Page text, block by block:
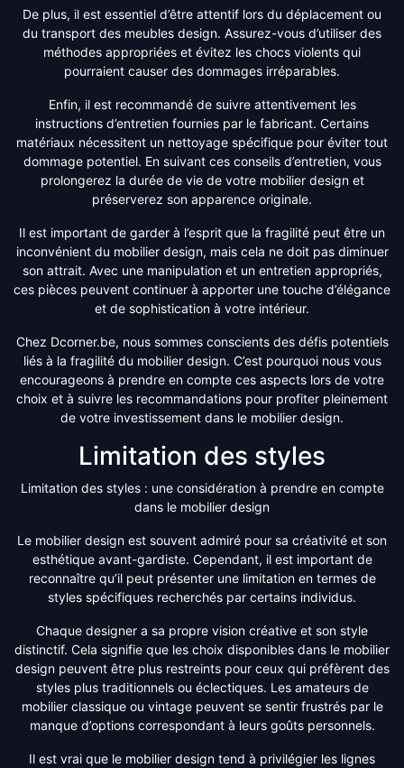
De plus, il est essentiel d’être attentif lors du déplacement ou
du transport des meubles design. Assurez-vous d’utiliser des
méthodes appropriées et évitez les chocs violents qui
pourraient causer des dommages irréparables.
Enfin, il est recommandé de suivre attentivement les
instructions d’entretien fournies par le fabricant. Certains
matériaux nécessitent un nettoyage spécifique pour éviter tout
dommage potentiel. En suivant ces conseils d’entretien, vous
prolongerez la durée de vie de votre mobilier design et
préserverez son apparence originale.
Il est important de garder à l’esprit que la fragilité peut être un
inconvénient du mobilier design, mais cela ne doit pas diminuer
son attrait. Avec une manipulation et un entretien appropriés,
ces pièces peuvent continuer à apporter une touche d’élégance
et de sophistication à votre intérieur.
Chez Dcorner.be, nous sommes conscients des défis potentiels
liés à la fragilité du mobilier design. C’est pourquoi nous vous
encourageons à prendre en compte ces aspects lors de votre
choix et à suivre les recommandations pour profiter pleinement
de votre investissement dans le mobilier design.
Limitation des styles
Limitation des styles : une considération à prendre en compte
dans le mobilier design
Le mobilier design est souvent admiré pour sa créativité et son
esthétique avant-gardiste. Cependant, il est important de
reconnaître qu’il peut présenter une limitation en termes de
styles spécifiques recherchés par certains individus.
Chaque designer a sa propre vision créative et son style
distinctif. Cela signifie que les choix disponibles dans le mobilier
design peuvent être plus restreints pour ceux qui préfèrent des
styles plus traditionnels ou éclectiques. Les amateurs de
mobilier classique ou vintage peuvent se sentir frustrés par le
manque d’options correspondant à leurs goûts personnels.
Il est vrai que le mobilier design tend à privilégier les lignes